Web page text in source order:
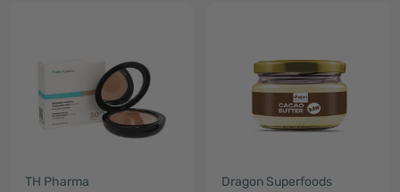
TH Pharma Dragon Superfoods